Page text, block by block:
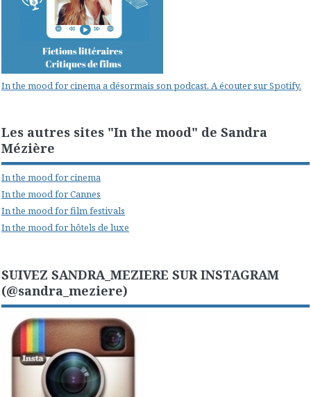
In the mood for cinema a désormais son podcast. A écouter sur Spotify.
Les autres sites "In the mood" de Sandra
Mézière
In the mood for cinema
In the mood for Cannes
In the mood for film festivals
In the mood for hôtels de luxe
SUIVEZ SANDRA_MEZIERE SUR INSTAGRAM
(@sandra_meziere)